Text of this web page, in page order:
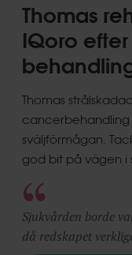
Thomas
IQoro
Thomas
sväljförmågan.
god bit på vägen i
Sjukvården borde
då redskapet